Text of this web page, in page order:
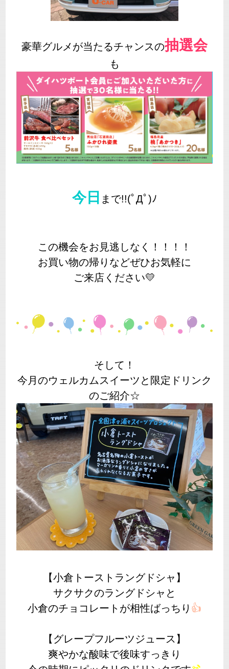
豪華グルメが当たるチャンスの抽選会
も
今日 まで!!(ﾟДﾟ)ﾉ
この機会をお見逃しなく！！！！
お買い物の帰りなどぜひお気軽に
ご来店ください💛
そして！
今月のウェルカムスイーツと限定ドリンク
のご紹介☆
【小倉トーストラングドシャ】
サクサクのラングドシャと
小倉のチョコレートが相性ばっちり 👍
【グレープフルーツジュース】
爽やかな酸味で後味すっきり